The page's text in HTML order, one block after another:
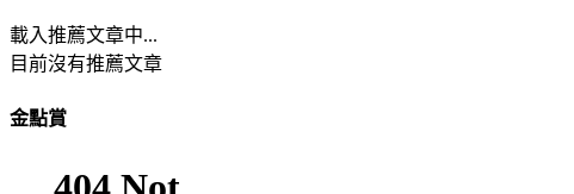
載入推薦文章中...
目前沒有推薦文章
金點賞